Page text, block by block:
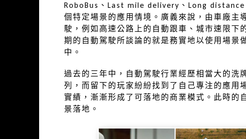
RoboBus、Last mile delivery、Long
個特定場景的應用情境。廣義來說，由車廠主
駛，例如高速公路上的自動跟車、城市速限下
期的自動駕駛所談論的就是務實地以使用場景
中。
過去的三年中，自動駕駛行業經歷相當大的洗
列，而留下的玩家紛紛找到了自己專注的應用
實績，漸漸形成了可落地的商業模式。此時的
景落地。